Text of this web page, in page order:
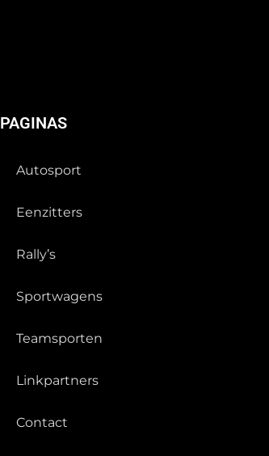
PAGINAS
Autosport
Eenzitters
Rally’s
Sportwagens
Teamsporten
Linkpartners
Contact